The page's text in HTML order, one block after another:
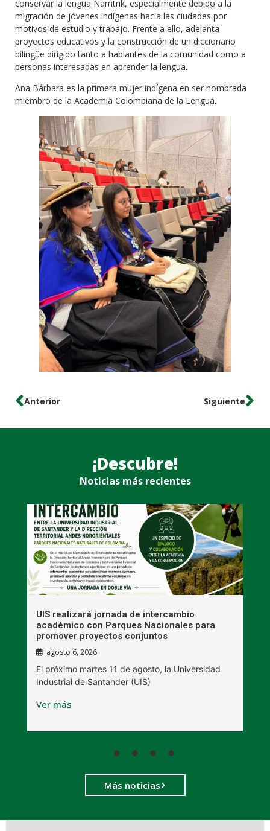
conservar la lengua Namtrik, especialmente debido a la
migración de jóvenes indígenas hacia las ciudades por
motivos de estudio y trabajo. Frente a ello, adelanta
proyectos educativos y la construcción de un diccionario
bilingüe dirigido tanto a hablantes de la comunidad como a
personas interesadas en aprender la lengua.
Ana Bárbara es la primera mujer indígena en ser nombrada
miembro de la Academia Colombiana de la Lengua.
Anterior Siguiente
¡Descubre!
Noticias más recientes
UIS realizará jornada de intercambio
académico con Parques Nacionales para
promover proyectos conjuntos
agosto 6, 2026
El próximo martes 11 de agosto, la Universidad
Industrial de Santander (UIS)
Ver más
Más noticias